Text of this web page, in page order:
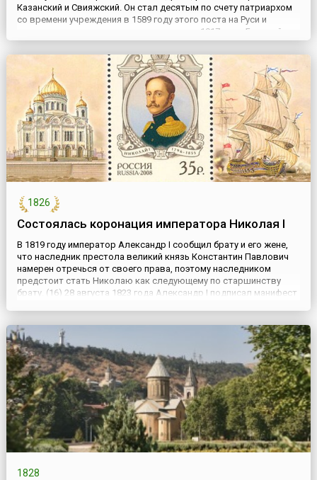
Казанский и Свияжский. Он стал десятым по счету патриархом
со времени учреждения в 1589 году этого поста на Руси и
последним до самого его возрождения в 1917 году. Будущий
патриарх родился в Москве, его мирское имя было Андрей.
Впервые имя владыки звучит в 1678 году, когда патриа...
1826
Состоялась коронация императора Николая I
В 1819 году император Александр I сообщил брату и его жене,
что наследник престола великий князь Константин Павлович
намерен отречься от своего права, поэтому наследником
предстоит стать Николаю как следующему по старшинству
брату. (16) 28 августа 1823 года Александр I подписал манифест
1828